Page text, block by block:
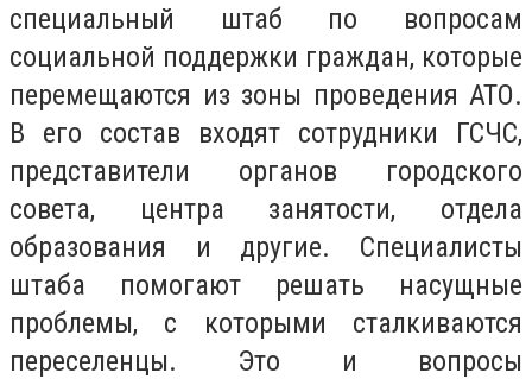
специальный штаб по вопросам
социальной поддержки граждан, которые
перемещаются из зоны проведения АТО.
В его состав входят сотрудники ГСЧС,
представители органов городского
совета, центра занятости, отдела
образования и другие. Специалисты
штаба помогают решать насущные
проблемы, с которыми сталкиваются
переселенцы. Это и вопросы